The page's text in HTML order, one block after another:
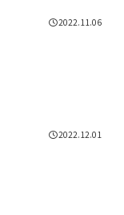
2022.11.06
2022.12.01